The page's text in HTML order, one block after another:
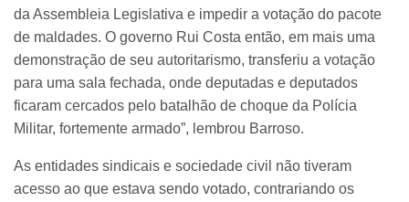
da Assembleia Legislativa e impedir a votação do pacote
de maldades. O governo Rui Costa então, em mais uma
demonstração de seu autoritarismo, transferiu a votação
para uma sala fechada, onde deputadas e deputados
ficaram cercados pelo batalhão de choque da Polícia
Militar, fortemente armado”, lembrou Barroso.
As entidades sindicais e sociedade civil não tiveram
acesso ao que estava sendo votado, contrariando os